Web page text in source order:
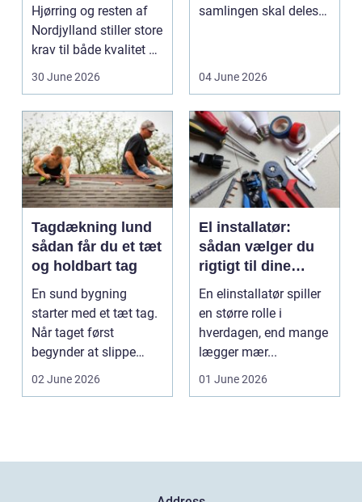
Hjørring og resten af
Nordjylland stiller store
krav til både kvalitet og
hol...
30 June 2026
samlingen skal deles
04 June 2026
Tagdækning lund
sådan får du et tæt
og holdbart tag
En sund bygning
starter med et tæt tag.
Når taget først
begynder at slippe
vand ind, kan skaderne
02 June 2026
El installatør:
sådan vælger du
rigtigt til dine
elinstallationer
En elinstallatør spiller
en større rolle i
hverdagen, end mange
lægger mær...
01 June 2026